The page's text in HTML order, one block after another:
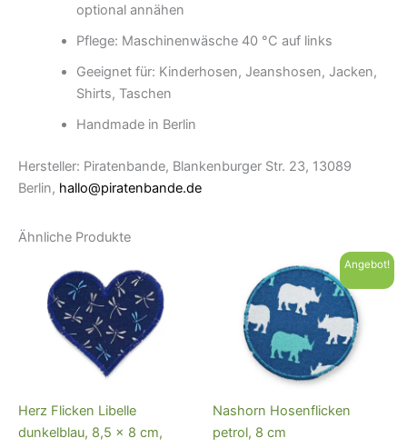
optional annähen
Pflege: Maschinenwäsche 40 °C auf links
Geeignet für: Kinderhosen, Jeanshosen, Jacken,
Shirts, Taschen
Handmade in Berlin
Hersteller: Piratenbande, Blankenburger Str. 23, 13089
Berlin, hallo@piratenbande.de
Ähnliche Produkte
Herz Flicken Libelle
dunkelblau, 8,5 x 8 cm,
Angebot!
Nashorn Hosenflicken
petrol, 8 cm